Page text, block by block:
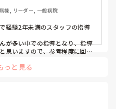
棟, リーダー, 一般病院
経験2年未満のスタッフの指導
が多い中での指導となり、指導
思いますので、参考程度に回答
応するようにしています。看護
っと見る